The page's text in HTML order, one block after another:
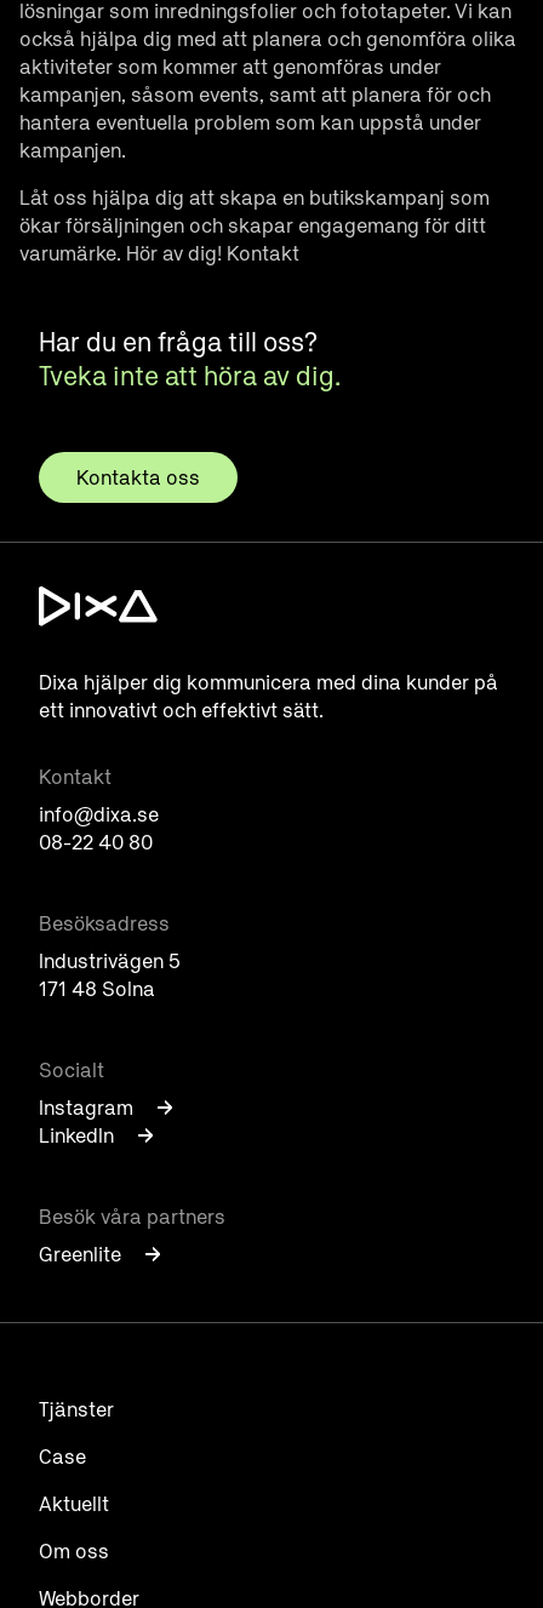
lösningar som inredningsfolier och fototapeter. Vi kan
också hjälpa dig med att planera och genomföra olika
aktiviteter som kommer att genomföras under
kampanjen, såsom events, samt att planera för och
hantera eventuella problem som kan uppstå under
kampanjen.
Låt oss hjälpa dig att skapa en butikskampanj som
ökar försäljningen och skapar engagemang för ditt
varumärke. Hör av dig! Kontakt
Har du en fråga till oss?
Tveka inte att höra av dig.
Kontakta oss
Dixa hjälper dig kommunicera med dina kunder på
ett innovativt och effektivt sätt.
Kontakt
info@dixa.se
08-22 40 80
Besöksadress
Industrivägen 5
171 48 Solna
Socialt
Instagram
LinkedIn
Besök våra partners
Greenlite
Tjänster
Case
Aktuellt
Om oss
Webborder